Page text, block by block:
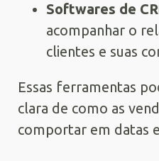
Softwares de
acompanhar o
clientes e suas
Essas ferramentas
clara de como as
comportar em datas